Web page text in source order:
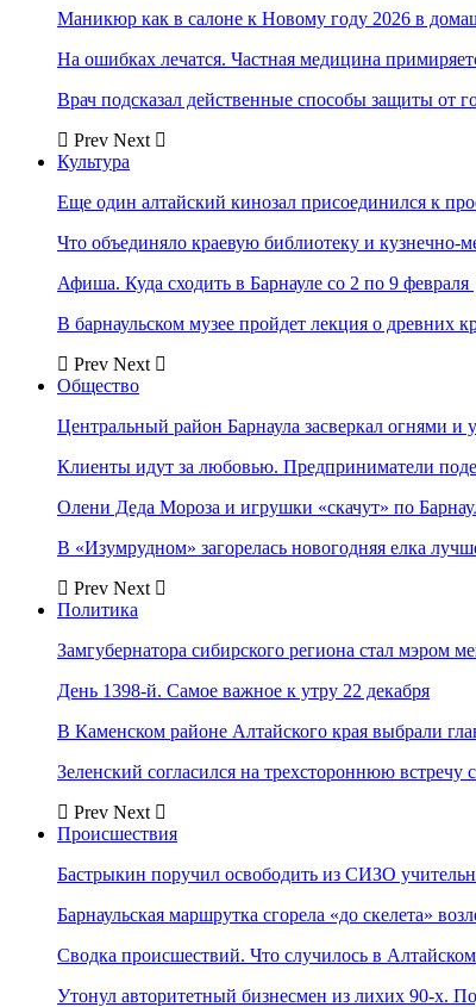
Маникюр как в салоне к Новому году 2026 в
На ошибках лечатся. Частная медицина
Врач подсказал действенные способы защиты от
Prev Next
Культура
Еще один алтайский кинозал присоединился к
Что объединяло краевую библиотеку и кузнечно-
Афиша. Куда сходить в Барнауле со 2 по 9 февраля
В барнаульском музее пройдет лекция о древних
Prev Next
Общество
Центральный район Барнаула засверкал огнями
Клиенты идут за любовью. Предприниматели
Олени Деда Мороза и игрушки «скачут» по
В «Изумрудном» загорелась новогодняя елка
Prev Next
Политика
Замгубернатора сибирского региона стал мэром
День 1398-й. Самое важное к утру 22 декабря
В Каменском районе Алтайского края выбрали
Зеленский согласился на трехстороннюю
Prev Next
Происшествия
Бастрыкин поручил освободить из СИЗО
Барнаульская маршрутка сгорела «до скелета»
Сводка происшествий. Что случилось в
Утонул авторитетный бизнесмен из лихих 90-х.